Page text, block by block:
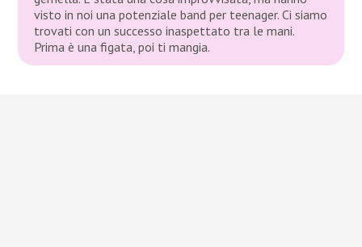
visto in noi una potenziale band per teenager. Ci siamo
trovati con un successo inaspettato tra le mani.
Prima è una figata, poi ti mangia.